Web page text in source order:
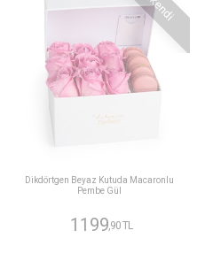
Dikdörtgen Beyaz Kutuda Macaronlu
Pembe Gül
1199 ,90 TL